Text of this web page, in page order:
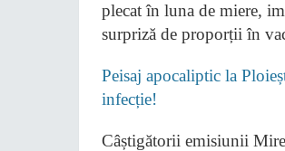
plecat în luna de miere,
surpriză de proporții în
Peisaj apocaliptic la
infecție!
Câștigătorii emisiunii